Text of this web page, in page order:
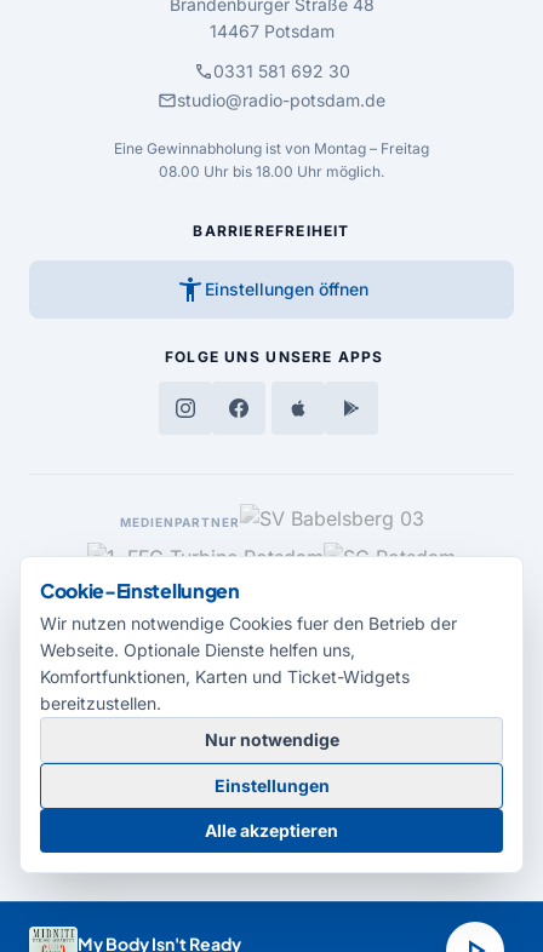
My Body Isn't Ready
14467 Potsdam
call0331 581 692 30
mailstudio@radio-potsdam.de
Eine Gewinnabholung ist von Montag – Freitag
08.00 Uhr bis 18.00 Uhr möglich.
BARRIEREFREIHEIT
accessibility_new Einstellungen öffnen
FOLGE UNS UNSERE APPS
MEDIENPARTNER
© 2026 Radio Potsdam. Webseite entwickelt durch dieMedienagentur
Babelsberg
BarrierefreiheitserklärungAGBDatenschutzImpressum
Cookie-Einstellungen
Cookie-Einstellungen
Wir nutzen notwendige Cookies fuer den Betrieb der
Webseite. Optionale Dienste helfen uns,
Komfortfunktionen, Karten und Ticket-Widgets
bereitzustellen.
Nur notwendige
Einstellungen
Alle akzeptieren